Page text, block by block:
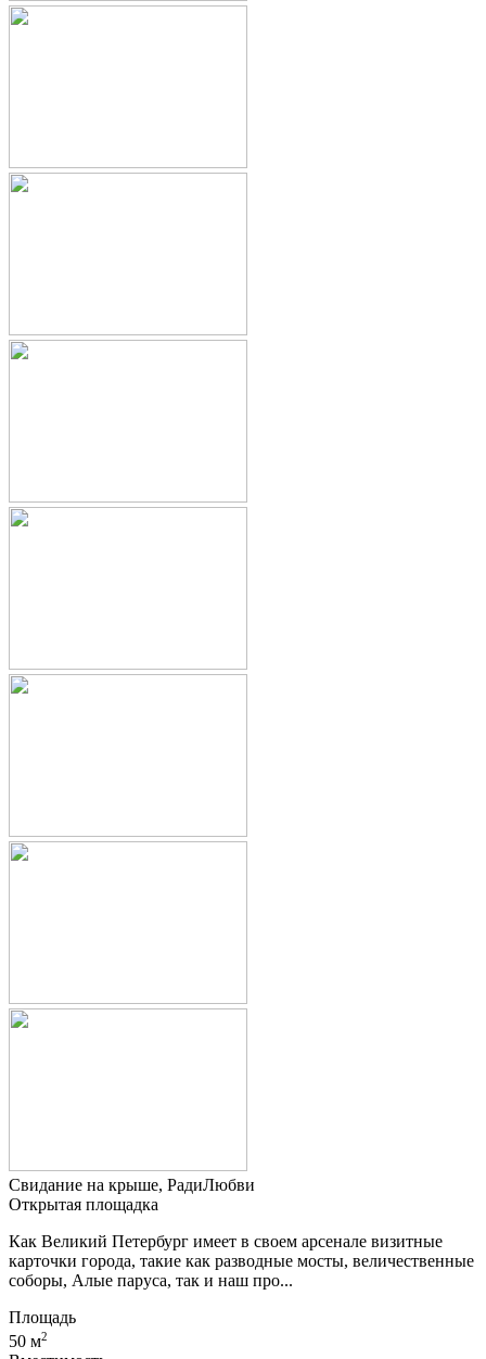
Свидание на крыше, РадиЛюбви
Открытая площадка
Как Великий Петербург имеет в своем арсенале визитные
карточки города, такие как разводные мосты, величественные
соборы, Алые паруса, так и наш про...
Площадь
50 м2